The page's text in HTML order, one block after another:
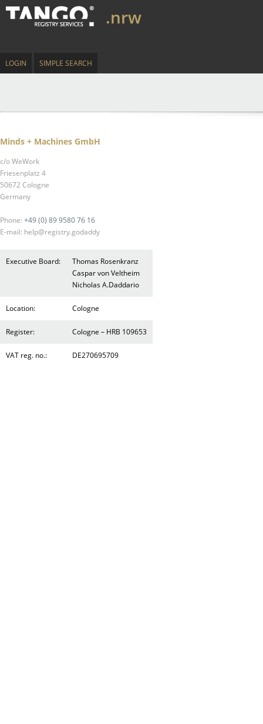
.nrw
LOGIN SIMPLE SEARCH
Minds + Machines GmbH
c/o WeWork
Friesenplatz 4
50672 Cologne
Germany
Phone: +49 (0) 89 9580 76 16
E-mail: help@registry.godaddy
Executive Board:
Thomas Rosenkranz
Caspar von Veltheim
Nicholas A.Daddario
Location: Cologne
Register: Cologne – HRB 109653
VAT reg. no.: DE270695709